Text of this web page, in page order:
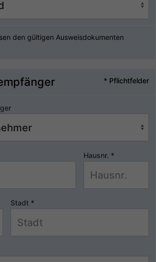
den gültigen Ausweisdokumenten
* Pflichtfelder
Hausnr. *
Stadt *